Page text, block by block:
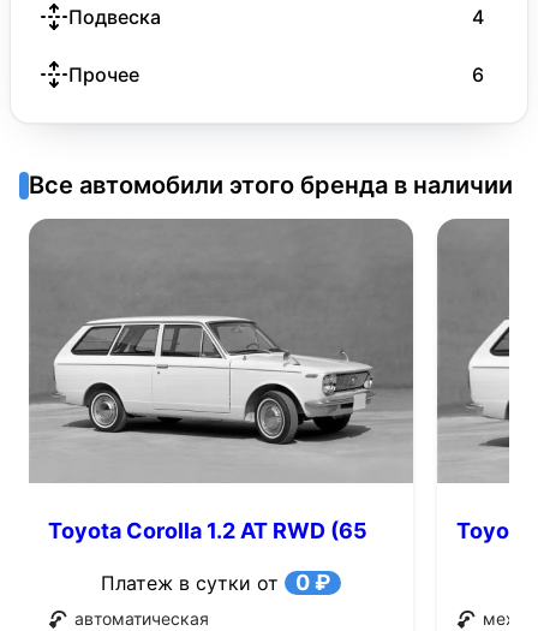
Подвеска 4
Прочее 6
Все автомобили этого бренда в наличии
Toyota Corolla 1.2 AT RWD (65
Платеж в сутки от 0 ₽
автоматическая
Toyota